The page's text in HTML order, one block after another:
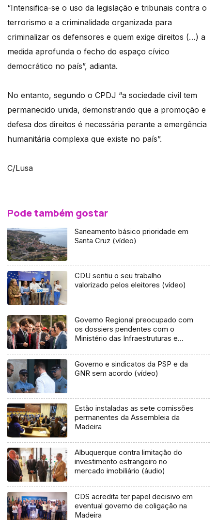
“Intensifica-se o uso da legislação e tribunais contra o
terrorismo e a criminalidade organizada para
criminalizar os defensores e quem exige direitos (…) a
medida aprofunda o fecho do espaço cívico
democrático no país”, adianta.
No entanto, segundo o CPDJ “a sociedade civil tem
permanecido unida, demonstrando que a promoção e
defesa dos direitos é necessária perante a emergência
humanitária complexa que existe no país”.
C/Lusa
Pode também gostar
Saneamento básico prioridade em
Santa Cruz (vídeo)
CDU sentiu o seu trabalho
valorizado pelos eleitores (vídeo)
Governo Regional preocupado com
os dossiers pendentes com o
Ministério das Infraestruturas e
Governo e sindicatos da PSP e da
GNR sem acordo (vídeo)
Estão instaladas as sete comissões
permanentes da Assembleia da
Madeira
Albuquerque contra limitação do
investimento estrangeiro no
mercado imobiliário (áudio)
CDS acredita ter papel decisivo em
eventual governo de coligação na
Madeira